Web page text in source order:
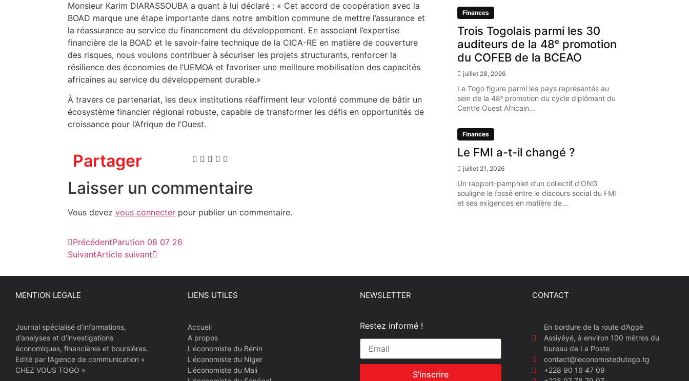
Monsieur Karim DIARASSOUBA a quant à lui déclaré : « Cet accord de coopération avec la
BOAD marque une étape importante dans notre ambition commune de mettre l’assurance et
la réassurance au service du financement du développement. En associant l’expertise
financière de la BOAD et le savoir-faire technique de la CICA-RE en matière de couverture
des risques, nous voulons contribuer à sécuriser les projets structurants, renforcer la
résilience des économies de l’UEMOA et favoriser une meilleure mobilisation des capacités
africaines au service du développement durable.»
À travers ce partenariat, les deux institutions réaffirment leur volonté commune de bâtir un
écosystème financier régional robuste, capable de transformer les défis en opportunités de
croissance pour l’Afrique de l’Ouest.
Partager
Laisser un commentaire
Vous devez vous connecter pour publier un commentaire.
PrécédentParution 08 07 26
SuivantArticle suivant
Finances
Trois Togolais parmi les 30
auditeurs de la 48ᵉ promotion
du COFEB de la BCEAO
juillet 28, 2026
Le Togo figure parmi les pays représentés au
sein de la 48ᵉ promotion du cycle diplômant du
Centre Ouest Africain...
Finances
Le FMI a-t-il changé ?
juillet 21, 2026
Un rapport-pamphlet d’un collectif d’ONG
souligne le fossé entre le discours social du FMI
et ses exigences en matière de...
MENTION LEGALE
Journal spécialisé d’informations,
d’analyses et d’investigations
économiques, financières et boursières.
Edité par l’Agence de communication «
CHEZ VOUS TOGO »
LIENS UTILES
Accueil
A propos
L'économiste du Bénin
L'économiste du Niger
L'économiste du Mali
NEWSLETTER
Restez informé !
S'inscrire
CONTACT
En bordure de la route d’Agoè
Assiyéyé, à environ 100 mètres du
bureau de La Poste
contact@leconomistedutogo.tg
+228 90 16 47 09